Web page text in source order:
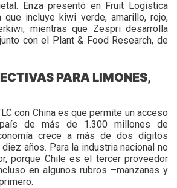
Enza presentó en Fruit Logistica
que incluye kiwi verde, amarillo, rojo,
mientras que Zespri desarrolla
con el Plant & Food Research, de
PARA LIMONES,
con China es que permite un acceso
de más de 1.300 millones de
crece a más de dos dígitos
años. Para la industria nacional no
porque Chile es el tercer proveedor
en algunos rubros –manzanas y